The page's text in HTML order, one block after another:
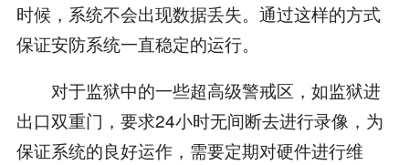
时候，系统不会出现数据丢失。通过这样的方式
保证安防系统一直稳定的运行。
对于监狱中的一些超高级警戒区，如监狱进
出口双重门，要求24小时无间断去进行录像，为
保证系统的良好运作，需要定期对硬件进行维